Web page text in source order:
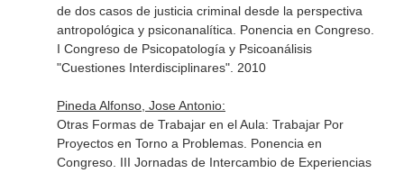
de dos casos de justicia criminal desde la perspectiva
antropológica y psiconanalítica. Ponencia en Congreso.
I Congreso de Psicopatología y Psicoanálisis
"Cuestiones Interdisciplinares". 2010
Pineda Alfonso, Jose Antonio:
Otras Formas de Trabajar en el Aula: Trabajar Por
Proyectos en Torno a Problemas. Ponencia en
Congreso. III Jornadas de Intercambio de Experiencias